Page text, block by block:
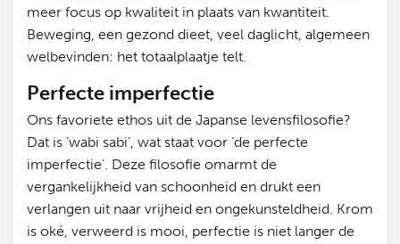
meer focus op kwaliteit in plaats van kwantiteit.
Beweging, een gezond dieet, veel daglicht, algemeen
welbevinden: het totaalplaatje telt.
Perfecte imperfectie
Ons favoriete ethos uit de Japanse levensfilosofie?
Dat is ‘wabi sabi’, wat staat voor ‘de perfecte
imperfectie’. Deze filosofie omarmt de
vergankelijkheid van schoonheid en drukt een
verlangen uit naar vrijheid en ongekunsteldheid. Krom
is oké, verweerd is mooi, perfectie is niet langer de